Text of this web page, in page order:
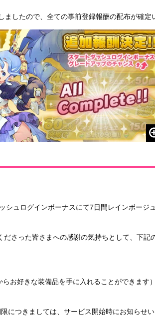
したので、全ての事前登録報酬の配布が確定
シュログインボーナスにて7日間レインボージ
ださった皆さまへの感謝の気持ちとして、下記
お好きな装備品を手に入れることができます）
につきましては、サービス開始時にお知らせい